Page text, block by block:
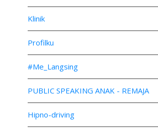
Klinik
Profilku
#Me_Langsing
PUBLIC SPEAKING ANAK - REMAJA
Hipno-driving